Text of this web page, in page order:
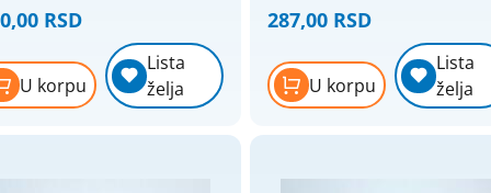
RSD
U korpu
Lista
želja
287,00 RSD
U korpu
Lista
želja